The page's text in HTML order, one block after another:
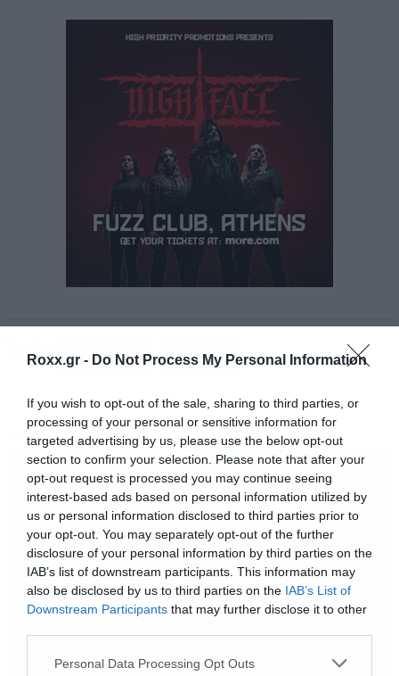
Roxx.gr - Do Not Process My Personal Information
If you wish to opt-out of the sale, sharing to third parties, or
processing of your personal or sensitive information for
targeted advertising by us, please use the below opt-out
section to confirm your selection. Please note that after your
opt-out request is processed you may continue seeing
interest-based ads based on personal information utilized by
us or personal information disclosed to third parties prior to
your opt-out. You may separately opt-out of the further
disclosure of your personal information by third parties on the
IAB’s list of downstream participants. This information may
also be disclosed by us to third parties on the IAB’s List of
Downstream Participants that may further disclose it to other
Please note that this website/app uses one or more Google
Personal Data Processing Opt Outs
ΗΠίστηΤωνΕλλήνων Manowarriors
Δικαιώνεται Πάλι! ΤοReleaseAthens
Manowar,ζωντανά στην Αθήνα, στο πλαίσιο
της επικής αποχαιρετιστήριας “The Final
Battle World Tour 2019”! Την Παρασκευή 14
Ιουνίου, στην Πλατεία Νερού, θα ζήσουμε ένα
show μεγαλύτερο από κάθε άλλη φορά, που θα
εκπληρώσει το όνειρο κάθε οπαδού των
Manowar, σε μία αποκλειστική συναυλία για
την Ελλάδα και τις γύρω χώρες!
MANOWAR RELEASE